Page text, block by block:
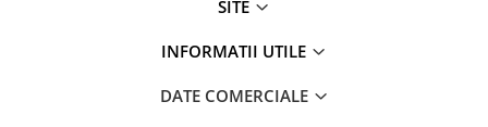
SITE
INFORMATII UTILE
DATE COMERCIALE